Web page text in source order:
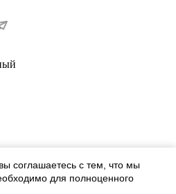
соглашаетесь с тем, что мы
для полноценного